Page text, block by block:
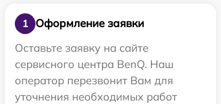
1
Оформление заявки
Оставьте заявку на сайте
сервисного центра BenQ. Наш
оператор перезвонит Вам для
уточнения необходимых работ